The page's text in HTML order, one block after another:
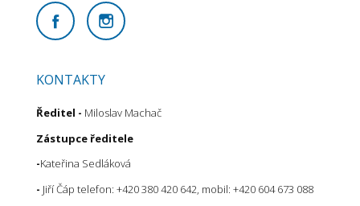
KONTAKTY
Ředitel - Miloslav Machač
Zástupce ředitele
-Kateřina Sedláková
- Jiří Čáp telefon: +420 380 420 642, mobil: +420 604 673 088